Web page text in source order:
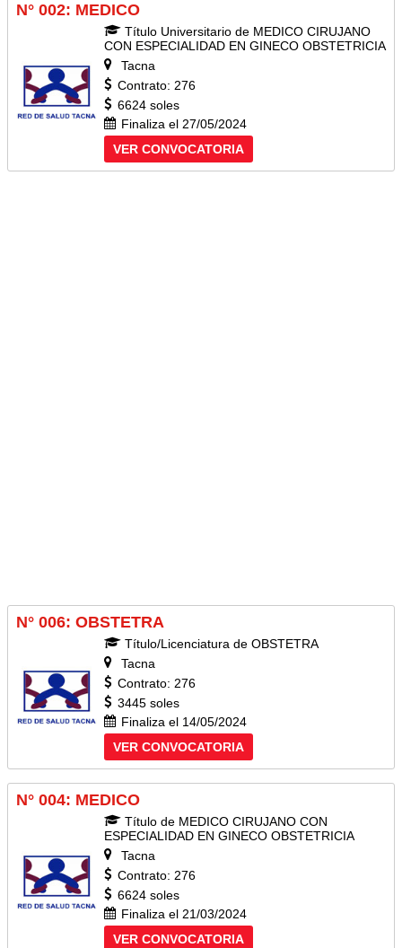
N° 002: MEDICO
Título Universitario de MEDICO CIRUJANO
CON ESPECIALIDAD EN GINECO OBSTETRICIA
Tacna
Contrato: 276
6624 soles
Finaliza el 27/05/2024
VER CONVOCATORIA
N° 006: OBSTETRA
Título/Licenciatura de OBSTETRA
Tacna
Contrato: 276
3445 soles
Finaliza el 14/05/2024
VER CONVOCATORIA
N° 004: MEDICO
Título de MEDICO CIRUJANO CON
ESPECIALIDAD EN GINECO OBSTETRICIA
Tacna
Contrato: 276
6624 soles
Finaliza el 21/03/2024
VER CONVOCATORIA